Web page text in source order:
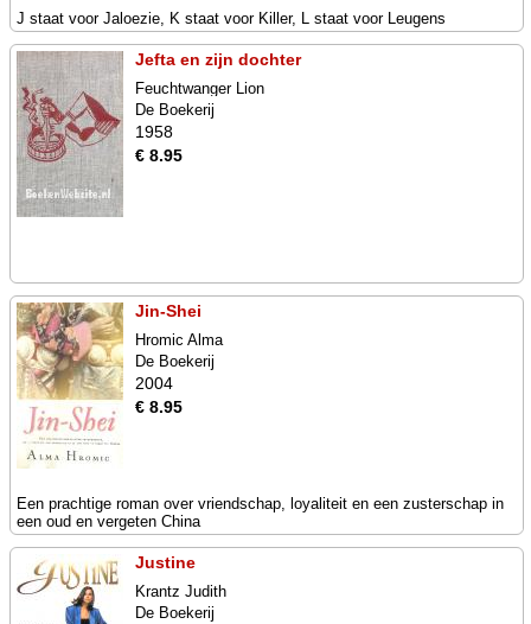
J staat voor Jaloezie, K staat voor Killer, L staat voor Leugens
Jefta en zijn dochter
Feuchtwanger Lion
De Boekerij
1958
€ 8.95
Jin-Shei
Hromic Alma
De Boekerij
2004
€ 8.95
Een prachtige roman over vriendschap, loyaliteit en een zusterschap in
een oud en vergeten China
Justine
Krantz Judith
De Boekerij